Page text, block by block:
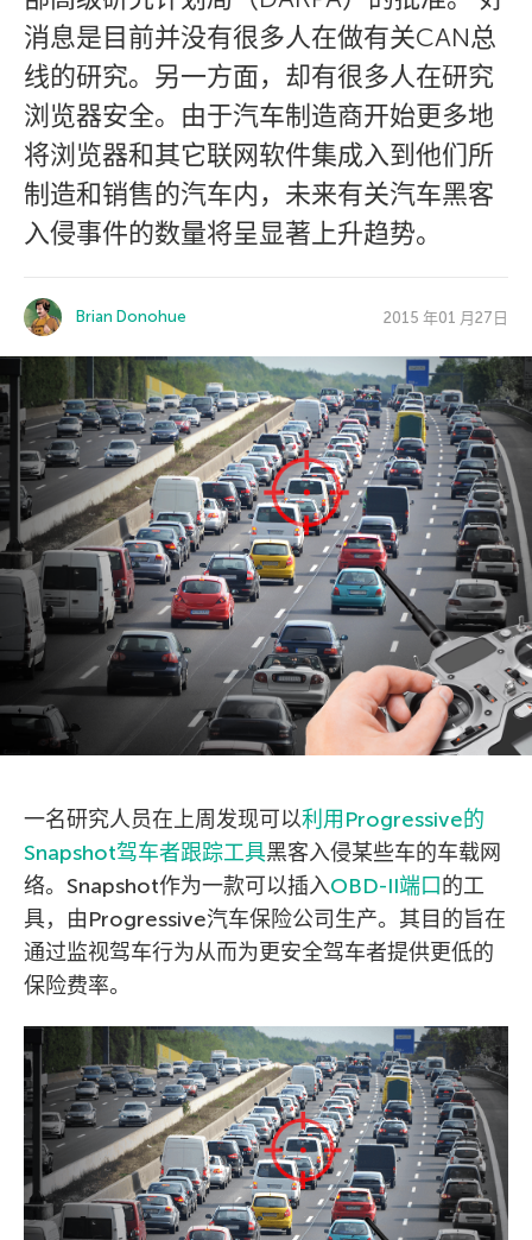
消息是目前并没有很多人在做有关CAN总
线的研究。另一方面，却有很多人在研究
浏览器安全。由于汽车制造商开始更多地
将浏览器和其它联网软件集成入到他们所
制造和销售的汽车内，未来有关汽车黑客
入侵事件的数量将呈显著上升趋势。
Brian Donohue 2015 年01 月27日
一名研究人员在上周发现可以利用Progressive的
Snapshot驾车者跟踪工具黑客入侵某些车的车载网
络。Snapshot作为一款可以插入OBD-II端口的工
具，由Progressive汽车保险公司生产。其目的旨在
通过监视驾车行为从而为更安全驾车者提供更低的
保险费率。